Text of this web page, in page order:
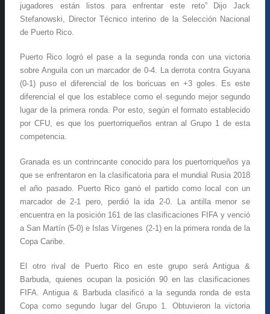
jugadores están listos para enfrentar este reto” Dijo Jack
Stefanowski, Director Técnico interino de la Selección Nacional
de Puerto Rico.
Puerto Rico logró el pase a la segunda ronda con una victoria
sobre Anguila con un marcador de 0-4. La derrota contra Guyana
(0-1) puso el diferencial de los boricuas en +3 goles. Es este
diferencial el que los establece como el segundo mejor segundo
lugar de la primera ronda. Por esto, según el formato establecido
por CFU, es que los puertorriqueños entran al Grupo 1 de esta
competencia.
Granada es un contrincante conocido para los puertorriqueños ya
que se enfrentaron en la clasificatoria para el mundial Rusia 2018
el año pasado. Puerto Rico ganó el partido como local con un
marcador de 2-1 pero, perdió la ida 2-0. La antilla menor se
encuentra en la posición 161 de las clasificaciones FIFA y venció
a San Martín (5-0) e Islas Vírgenes (2-1) en la primera ronda de la
Copa Caribe.
El otro rival de Puerto Rico en este grupo será Antigua &
Barbuda, quienes ocupan la posición 90 en las clasificaciones
FIFA. Antigua & Barbuda clasificó a la segunda ronda de esta
Copa como segundo lugar del Grupo 1. Obtuvieron la victoria